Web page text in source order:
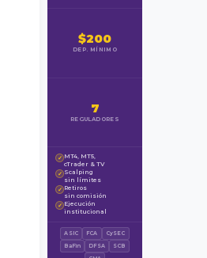
$200
DEP. MÍNIMO
7
REGULADORES
✓ MT4, MT5,
cTrader & TV
✓ Scalping
sin límites
✓ Retiros
sin comisión
✓ Ejecución
institucional
ASIC FCA
CySEC
BaFin
DFSA
SCB